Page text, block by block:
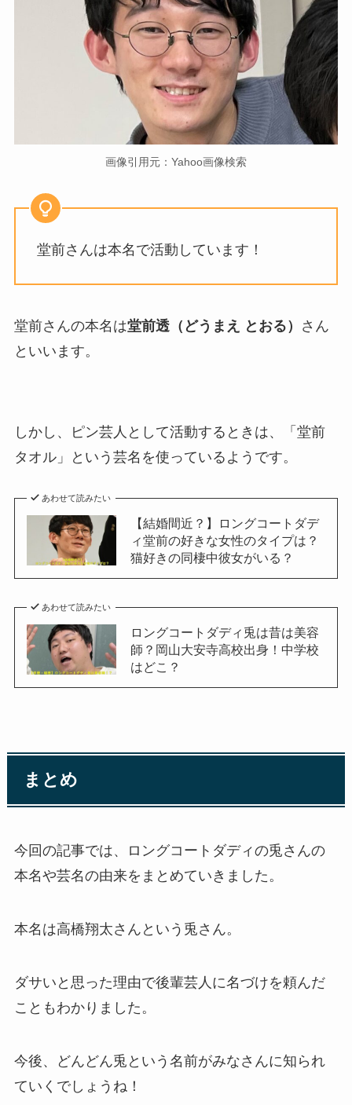
画像引用元：Yahoo画像検索
堂前さんは本名で活動しています！
堂前さんの本名は堂前透（どうまえ とおる）
さん
といいます。
しかし、ピン芸人として活動するときは、「堂前
タオル」という芸名を使っているようです。
あわせて読みたい
【結婚間近？】ロングコートダデ
ィ堂前の好きな女性のタイプは？
猫好きの同棲中彼女がいる？
あわせて読みたい
ロングコートダディ兎は昔は美容
師？岡山大安寺高校出身！中学校
はどこ？
まとめ
今回の記事では、ロングコートダディの兎さんの
本名や芸名の由来をまとめていきました。
本名は高橋翔太さんという兎さん。
ダサいと思った理由で後輩芸人に名づけを頼んだ
こともわかりました。
今後、どんどん兎という名前がみなさんに知られ
ていくでしょうね！